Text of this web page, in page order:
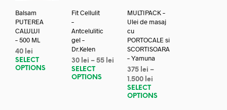
Balsam
PUTEREA
CALULUI
– 500 ML
40 lei
SELECT
OPTIONS
Fit Cellulit
–
Antcelulitic
gel –
Dr.Kelen
30 lei – 55 lei
SELECT
OPTIONS
MULTIPACK –
Ulei de masaj
cu
PORTOCALE si
SCORTISOARA
– Yamuna
375 lei –
1.500 lei
SELECT
OPTIONS